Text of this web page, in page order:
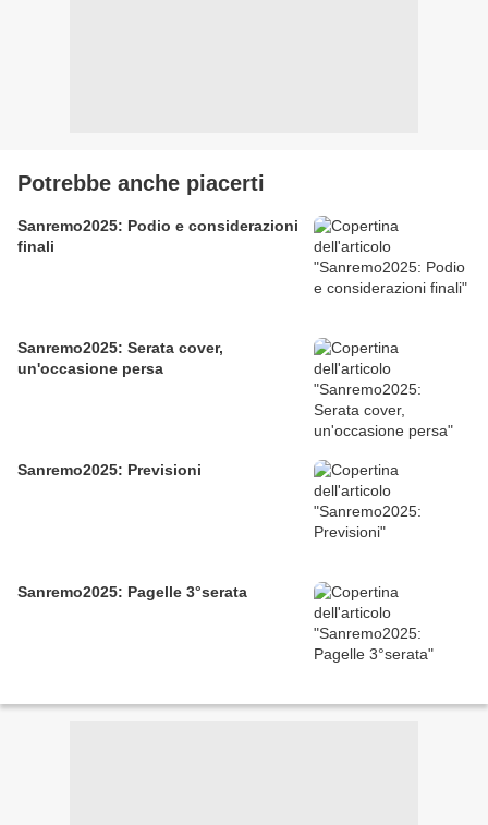
Potrebbe anche piacerti
Sanremo2025: Podio e considerazioni
finali
Sanremo2025: Serata cover,
un'occasione persa
Sanremo2025: Previsioni
Sanremo2025: Pagelle 3°serata